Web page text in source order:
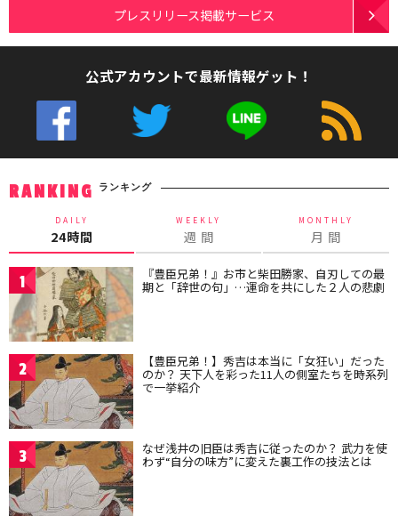
プレスリリース掲載サービス
公式アカウントで最新情報ゲット！
RANKING ランキング
DAILY
24時間
WEEKLY
週 間
MONTHLY
月 間
1 『豊臣兄弟！』お市と柴田勝家、自刃しての最
期と「辞世の句」…運命を共にした２人の悲劇
2 【豊臣兄弟！】秀吉は本当に「女狂い」だった
のか？ 天下人を彩った11人の側室たちを時系列
で一挙紹介
3 なぜ浅井の旧臣は秀吉に従ったのか？ 武力を使
わず“自分の味方”に変えた裏工作の技法とは